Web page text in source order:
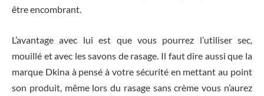
être encombrant.
L’avantage avec lui est que vous pourrez l’utiliser sec,
mouillé et avec les savons de rasage. Il faut dire aussi que la
marque Dkina à pensé à votre sécurité en mettant au point
son produit, même lors du rasage sans crème vous n’aurez